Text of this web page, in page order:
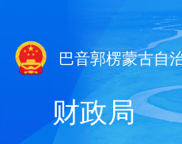
巴音郭楞蒙古自
财政局